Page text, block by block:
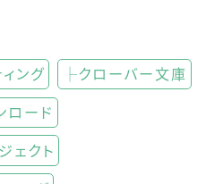
ング
├クローバー文庫
ロード
ェクト